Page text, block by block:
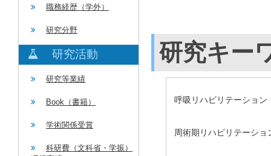
職務経歴（学外）
研究分野
研究活動
研究等業績
Book（書籍）
学術関係受賞
科研費（文科省・学振）
研究キー
呼吸リハビリテーション
周術期リハビリテーショ